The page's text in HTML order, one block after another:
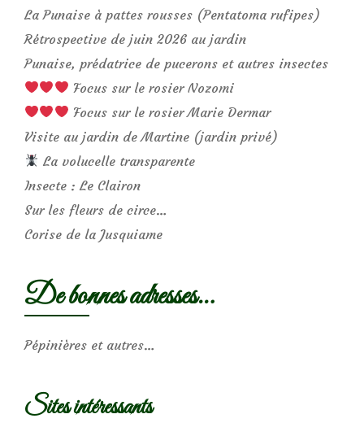
La Punaise à pattes rousses (Pentatoma rufipes)
Rétrospective de juin 2026 au jardin
Punaise, prédatrice de pucerons et autres insectes
Focus sur le rosier Nozomi
Focus sur le rosier Marie Dermar
Visite au jardin de Martine (jardin privé)
La volucelle transparente
Insecte : Le Clairon
Sur les fleurs de circe…
Corise de la Jusquiame
De bonnes adresses…
Pépinières et autres…
Sites intéressants